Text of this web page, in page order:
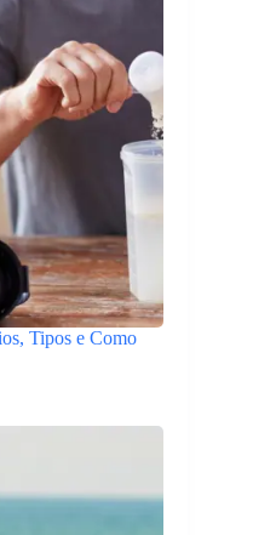
Tipos e Como